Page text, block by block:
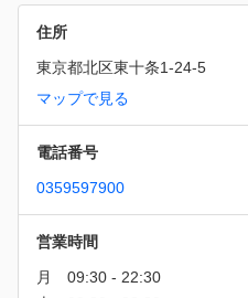
住所
東京都北区東十条1-24-5
マップで見る
電話番号
0359597900
営業時間